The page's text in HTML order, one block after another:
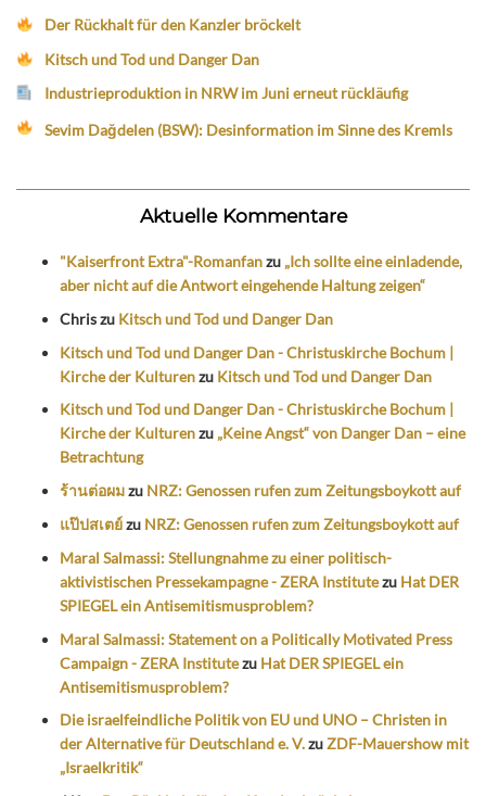
Der Rückhalt für den Kanzler bröckelt
Kitsch und Tod und Danger Dan
Industrieproduktion in NRW im Juni erneut rückläufig
Sevim Dağdelen (BSW): Desinformation im Sinne des Kremls
Aktuelle Kommentare
"Kaiserfront Extra"-Romanfanzu „Ich sollte eine einladende,
aber nicht auf die Antwort eingehende Haltung zeigen“
Chriszu Kitsch und Tod und Danger Dan
Kitsch und Tod und Danger Dan - Christuskirche Bochum |
Kirche der Kulturenzu Kitsch und Tod und Danger Dan
Kitsch und Tod und Danger Dan - Christuskirche Bochum |
Kirche der Kulturenzu „Keine Angst“ von Danger Dan – eine
Betrachtung
ร้านต่อผมzu NRZ: Genossen rufen zum Zeitungsboykott auf
แป๊ปสเตย์zu NRZ: Genossen rufen zum Zeitungsboykott auf
Maral Salmassi: Stellungnahme zu einer politisch-
aktivistischen Pressekampagne - ZERA Institutezu Hat DER
SPIEGEL ein Antisemitismusproblem?
Maral Salmassi: Statement on a Politically Motivated Press
Campaign - ZERA Institutezu Hat DER SPIEGEL ein
Antisemitismusproblem?
Die israelfeindliche Politik von EU und UNO – Christen in
der Alternative für Deutschland e. V.zuZDF-Mauershow mit
„Israelkritik“